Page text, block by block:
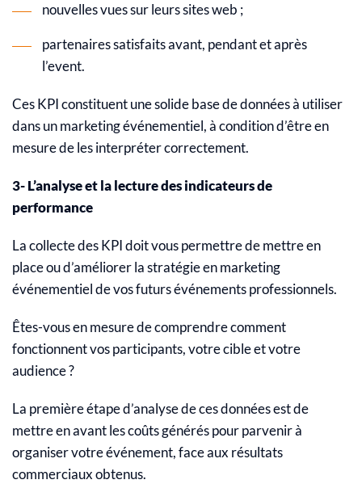
nouvelles vues sur leurs sites web ;
partenaires satisfaits avant, pendant et après
l’event.
Ces KPI constituent une solide base de données à utiliser
dans un marketing événementiel, à condition d’être en
mesure de les interpréter correctement.
3- L’analyse et la lecture des indicateurs de
performance
La collecte des KPI doit vous permettre de mettre en
place ou d’améliorer la stratégie en marketing
événementiel de vos futurs événements professionnels.
Êtes-vous en mesure de comprendre comment
fonctionnent vos participants, votre cible et votre
audience ?
La première étape d’analyse de ces données est de
mettre en avant les coûts générés pour parvenir à
organiser votre événement, face aux résultats
commerciaux obtenus.